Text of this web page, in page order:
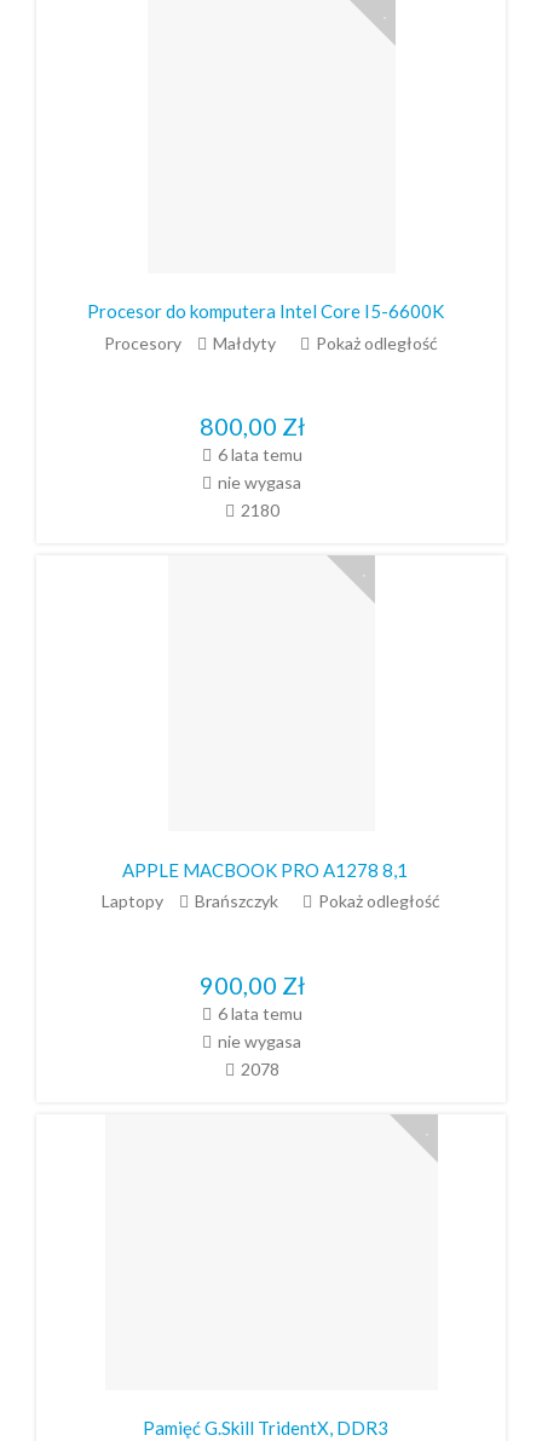
Procesor do komputera Intel Core I5-6600K
Procesory Małdyty Pokaż odległość
800,00 Zł
6 lata temu
nie wygasa
2180
APPLE MACBOOK PRO A1278 8,1
Laptopy Brańszczyk Pokaż odległość
900,00 Zł
6 lata temu
nie wygasa
2078
Pamięć G.Skill TridentX, DDR3